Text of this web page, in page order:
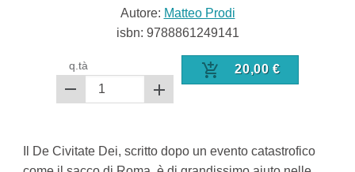
Autore: Matteo Prodi
isbn: 9788861249141
q.tà 20,00 €
Il De Civitate Dei, scritto dopo un evento catastrofico